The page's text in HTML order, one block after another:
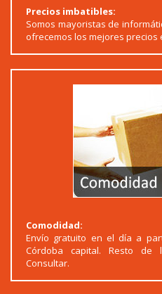
Precios imbatibles:
Somos mayoristas de
ofrecemos los mejores precios
Comodidad:
Envío gratuito en el día a
Córdoba capital. Resto de
Consultar.